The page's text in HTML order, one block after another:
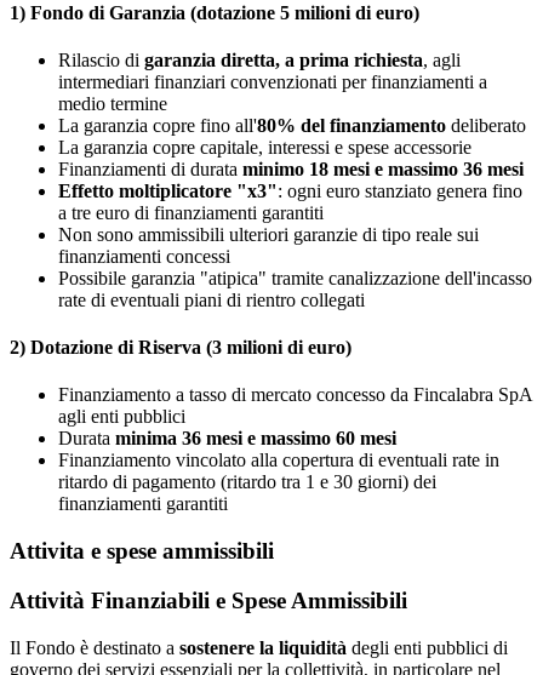
1) Fondo di Garanzia (dotazione 5 milioni di euro)
Rilascio di garanzia diretta, a prima richiesta, agli
intermediari finanziari convenzionati per finanziamenti a
medio termine
La garanzia copre fino all'80% del finanziamento deliberato
La garanzia copre capitale, interessi e spese accessorie
Finanziamenti di durata minimo 18 mesi e massimo 36 mesi
Effetto moltiplicatore "x3": ogni euro stanziato genera fino
a tre euro di finanziamenti garantiti
Non sono ammissibili ulteriori garanzie di tipo reale sui
finanziamenti concessi
Possibile garanzia "atipica" tramite canalizzazione dell'incasso
rate di eventuali piani di rientro collegati
2) Dotazione di Riserva (3 milioni di euro)
Finanziamento a tasso di mercato concesso da Fincalabra SpA
agli enti pubblici
Durata minima 36 mesi e massimo 60 mesi
Finanziamento vincolato alla copertura di eventuali rate in
ritardo di pagamento (ritardo tra 1 e 30 giorni) dei
finanziamenti garantiti
Attivita e spese ammissibili
Attività Finanziabili e Spese Ammissibili
Il Fondo è destinato a sostenere la liquidità degli enti pubblici di
governo dei servizi essenziali per la collettività, in particolare nel